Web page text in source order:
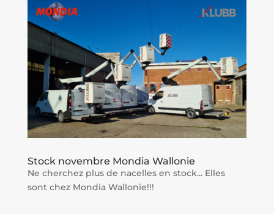
Stock novembre Mondia Wallonie
Ne cherchez plus de nacelles en stock... Elles
sont chez Mondia Wallonie!!!